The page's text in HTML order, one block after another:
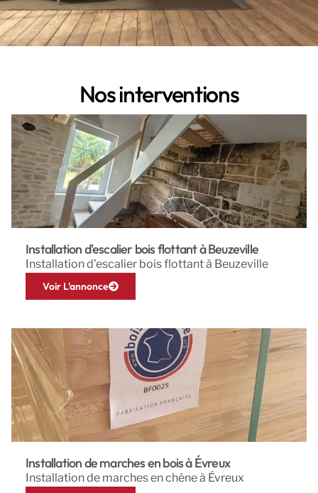
Nos interventions
Installation d'escalier bois flottant à Beuzeville
Installation d’escalier bois flottant à Beuzeville
Voir L'annonce
Installation de marches en bois à Évreux
Installation de marches en chêne à Évreux